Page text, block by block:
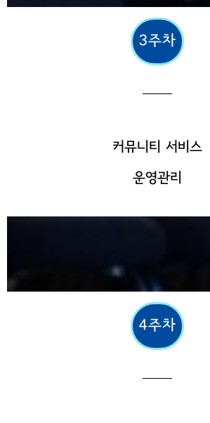
3주차
커뮤니티 서비스
운영관리
4주차